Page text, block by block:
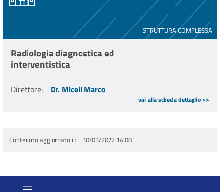
STRUTTURA COMPLESSA
Radiologia diagnostica ed
interventistica
Direttore: Dr. Miceli Marco
vai alla scheda dettaglio >>
Contenuto aggiornato il 30/03/2022 14:08